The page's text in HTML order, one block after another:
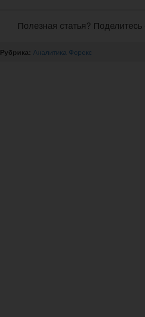
Полезная статья?
Рубрика: Аналитика Форекс